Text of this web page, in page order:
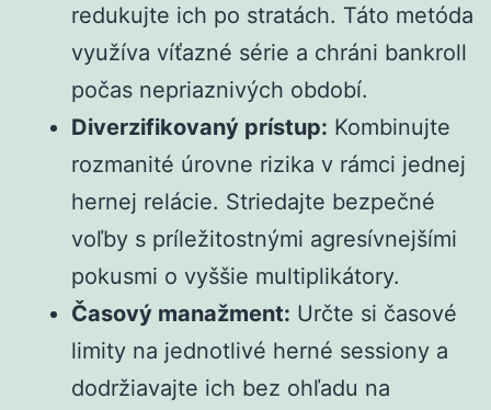
redukujte ich po stratách. Táto metóda
využíva víťazné série a chráni bankroll
počas nepriaznivých období.
Diverzifikovaný prístup: Kombinujte
rozmanité úrovne rizika v rámci jednej
hernej relácie. Striedajte bezpečné
voľby s príležitostnými agresívnejšími
pokusmi o vyššie multiplikátory.
Časový manažment: Určte si časové
limity na jednotlivé herné sessiony a
dodržiavajte ich bez ohľadu na